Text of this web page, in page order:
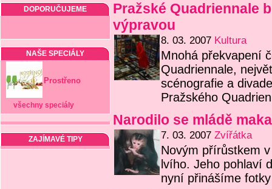
DOPORUČUJEME
NAŠE SPECIÁLY
Prostřeno
všechny speciály
ZAJÍMAVÉ TIPY
Pražské Quadriennale
výpravou
8. 03. 2007 Kultura
Mnohá překvapení
Quadriennale,
scénografie a
Pražského
Narodilo se mládě
7. 03. 2007 Zvířátka
Novým přírůstkem
lvího. Jeho pohlaví
nyní přinášíme